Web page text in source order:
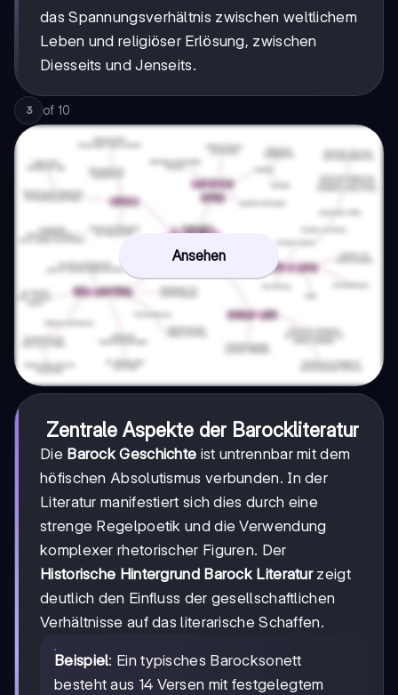
das Spannungsverhältnis zwischen weltlichem
Leben und religiöser Erlösung, zwischen
Diesseits und Jenseits.
3 of 10
Ansehen
Zentrale Aspekte der Barockliteratur
Die Barock Geschichte ist untrennbar mit dem
höfischen Absolutismus verbunden. In der
Literatur manifestiert sich dies durch eine
strenge Regelpoetik und die Verwendung
komplexer rhetorischer Figuren. Der
Historische Hintergrund Barock Literaturzeigt
deutlich den Einfluss der gesellschaftlichen
Verhältnisse auf das literarische Schaffen.
Beispiel: Ein typisches Barocksonett
besteht aus 14 Versen mit festgelegtem